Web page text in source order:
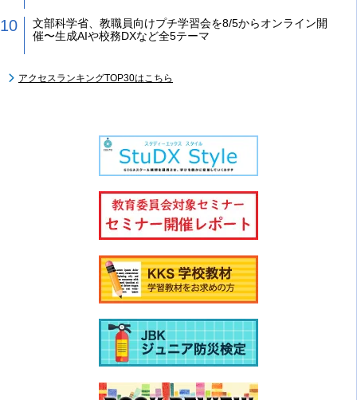
文部科学省、教職員向けプチ学習会を8/5からオンライン開
催〜生成AIや校務DXなど全5テーマ
アクセスランキングTOP30はこちら